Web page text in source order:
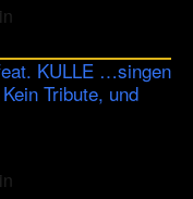
KULLE …singen
Tribute, und